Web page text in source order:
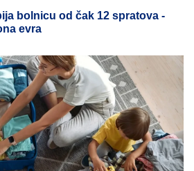
bolnicu od čak 12 spratova -
evra